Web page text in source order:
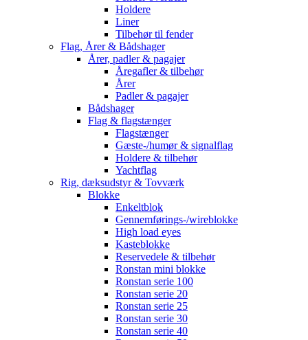
Holdere
Liner
Tilbehør til fender
Flag, Årer & Bådshager
Årer, padler & pagajer
Åregafler & tilbehør
Årer
Padler & pagajer
Bådshager
Flag & flagstænger
Flagstænger
Gæste-/humør & signalflag
Holdere & tilbehør
Yachtflag
Rig, dæksudstyr & Tovværk
Blokke
Enkeltblok
Gennemførings-/wireblokke
High load eyes
Kasteblokke
Reservedele & tilbehør
Ronstan mini blokke
Ronstan serie 100
Ronstan serie 20
Ronstan serie 25
Ronstan serie 30
Ronstan serie 40